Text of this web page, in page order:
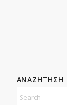
ΑΝΑΖΗΤΗΣΗ